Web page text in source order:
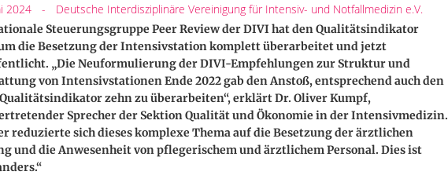
2024 - Deutsche Interdisziplinäre Vereinigung für Intensiv- und Notfallmedizin e.V.
Steuerungsgruppe Peer Review der DIVI hat den Qualitätsindikator
die Besetzung der Intensivstation komplett überarbeitet und jetzt
„Die Neuformulierung der DIVI-Empfehlungen zur Struktur und
von Intensivstationen Ende 2022 gab den Anstoß, entsprechend auch den
zehn zu überarbeiten“, erklärt Dr. Oliver Kumpf,
Sprecher der Sektion Qualität und Ökonomie in der Intensivmedizin.
reduzierte sich dieses komplexe Thema auf die Besetzung der ärztlichen
und die Anwesenheit von pflegerischem und ärztlichem Personal. Dies ist